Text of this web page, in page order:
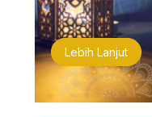
Lebih Lanjut